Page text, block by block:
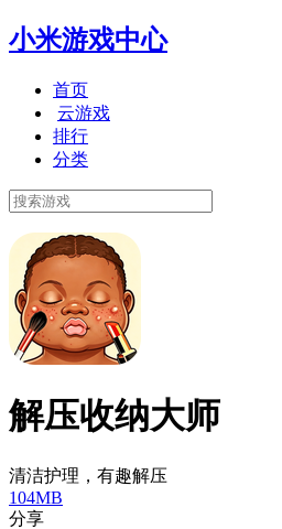
小米游戏中心
首页
云游戏
排行
分类
解压收纳大师
清洁护理，有趣解压
104MB
分享